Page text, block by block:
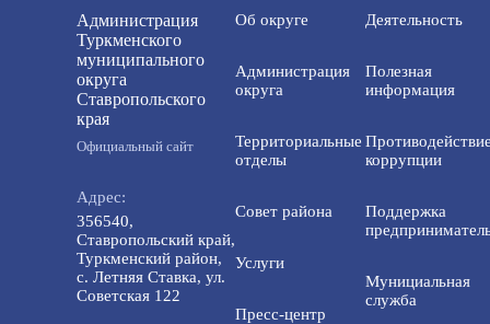
Администрация
Туркменского
муниципального
округа
Ставропольского
края
Официальный сайт
Адрес:
356540,
Ставропольский край,
Туркменский район,
с. Летняя Ставка, ул.
Советская 122
Об округе
Администрация
округа
Территориальные
отделы
Совет района
Услуги
Пресс-центр
Деятельность
Полезная
информация
коррупции
Поддержка
Мунициальная
служба